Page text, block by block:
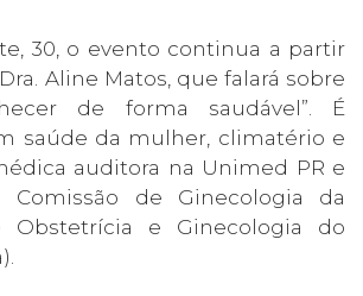
30, o evento continua a partir
Aline Matos, que falará sobre
de forma saudável”. É
saúde da mulher, climatério e
auditora na Unimed PR e
Comissão de Ginecologia da
Obstetrícia e Ginecologia do